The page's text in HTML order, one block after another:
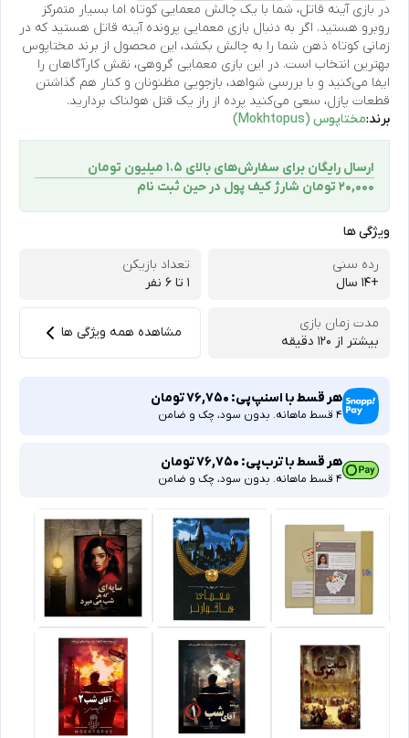
در بازی آینه قاتل، شما با یک چالش معمایی کوتاه اما بسیار متمرکز
روبرو هستید. اگر به دنبال بازی معمایی پرونده آینه قاتل هستید که در
زمانی کوتاه ذهن شما را به چالش بکشد، این محصول از برند مختاپوس
بهترین انتخاب است. در این بازی معمایی گروهی، نقش کارآگاهان را
ایفا می‌کنید و با بررسی شواهد، بازجویی مظنونان و کنار هم گذاشتن
قطعات پازل، سعی می‌کنید پرده از راز یک قتل هولناک بردارید.
برند:مختاپوس (Mokhtopus)
ارسال رایگان برای سفارش‌های بالای 1.5 میلیون تومان
۲۰,۰۰۰ تومان شارژ کیف پول در حین ثبت ‌نام
ویژگی ها
رده سنی
+14 سال
تعداد بازیکن
1 تا ۶ نفر
مدت زمان بازی
بیشتر از 120 دقیقه
مشاهده همه ویژگی ها
هر قسط با اسنپ‌پی: 76,750تومان
4 قسط ماهانه. بدون سود، چک و ضامن
هر قسط با ترب‌پی: 76,750تومان
4 قسط ماهانه. بدون سود، چک و ضامن